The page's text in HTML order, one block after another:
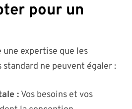
pour un
expertise que les
standard ne peuvent égaler :
: Vos besoins et vos